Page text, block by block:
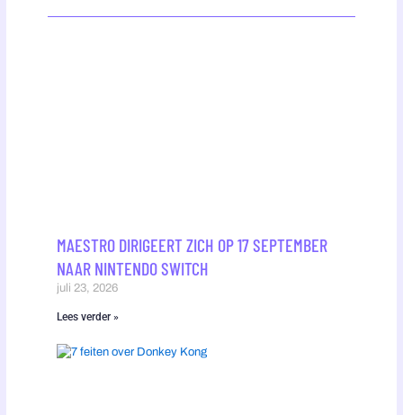
MAESTRO DIRIGEERT ZICH OP 17 SEPTEMBER
NAAR NINTENDO SWITCH
juli 23, 2026
Lees verder »